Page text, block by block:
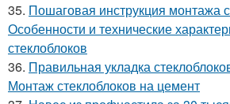
35. Пошаговая инструкция монтажа
Особенности и технические
стеклоблоков
36. Правильная укладка
Монтаж стеклоблоков на цемент